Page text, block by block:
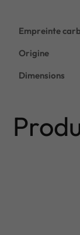
Empreinte
Origine
Dimensions